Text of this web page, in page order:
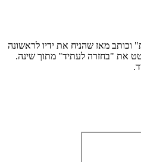
וכותב מאז שהניח את ידיו לראשונה
את "בחזרה לעתיד" מתוך שינה.